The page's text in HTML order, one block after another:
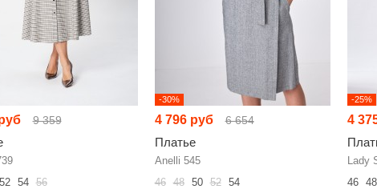
9 359
52 54 56
-30%
4 796 руб 6 654
Платье
Anelli 545
46 48 50 52 54
-25%
4
Lady
46
48